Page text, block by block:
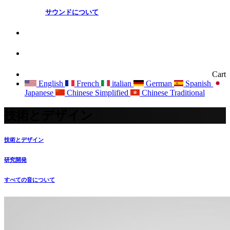
サウンドについて
Cart
English
French italian German
Spanish
Japanese
Chinese Simplified Chinese Traditional
技術とデザイン
研究開発
すべての音について